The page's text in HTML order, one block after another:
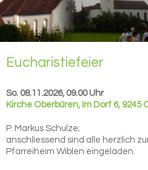
Eu­cha­ris­tie­fei­er
So. 08.11.2026, 09.00 Uhr
Kirche Oberbüren, Im Dorf 6, 9245
P. Markus Schulze;
anschliessend sind alle herzlich
Pfarreiheim Wiblen eingeladen.